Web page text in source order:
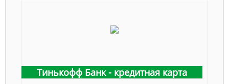
Тинькофф Банк - кредитная карта